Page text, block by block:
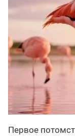
Первое